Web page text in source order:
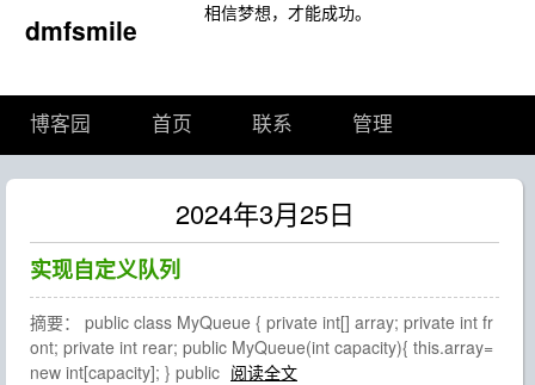
dmfsmile 相信梦想，才能成功。
博客园 首页 联系 管理
2024年3月25日
实现自定义队列
摘要： public class MyQueue { private int[] array; private int fr
ont; private int rear; public MyQueue(int capacity){ this.array=
new int[capacity]; } public 阅读全文